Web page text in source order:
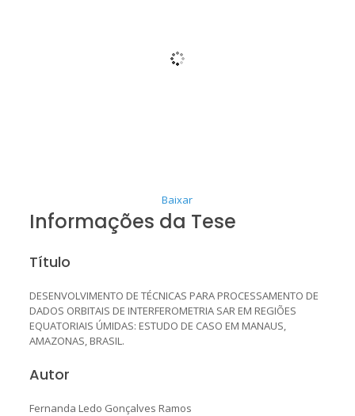
Baixar
Informações da Tese
Título
DESENVOLVIMENTO DE TÉCNICAS PARA PROCESSAMENTO DE
DADOS ORBITAIS DE INTERFEROMETRIA SAR EM REGIÕES
EQUATORIAIS ÚMIDAS: ESTUDO DE CASO EM MANAUS,
AMAZONAS, BRASIL.
Autor
Fernanda Ledo Gonçalves Ramos